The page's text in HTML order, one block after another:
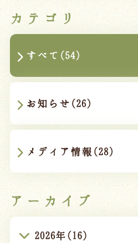
カテゴリ
すべて(54)
お知らせ(26)
メディア情報(28)
アーカイブ
2026年(16)